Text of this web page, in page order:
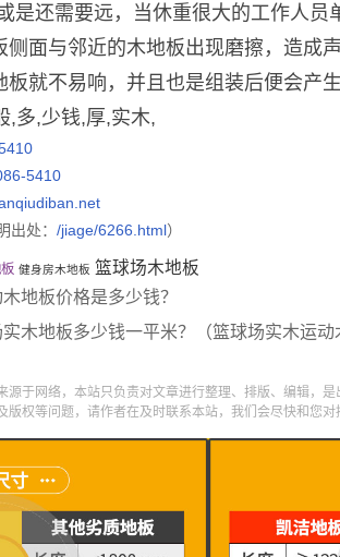
是还需要远，当休重很大的工作人
侧面与邻近的木地板出现磨擦，造成
就不易响，并且也是组装后便会产生
,多,少钱,厚,实木,
5410
出处： /jiage/6266.html）
健身房木地板 篮球场木地板
地板价格是多少钱？
木地板多少钱一平米？（篮球场实木运动
源于网络，本站只负责对文章进行整理、排版、编辑，
版权等问题，请作者在及时联系本站，我们会尽快和您对